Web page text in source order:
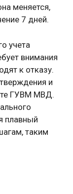
меняется,
7 дней.
учета
внимания
к отказу.
и
ГУВМ МВД.
плавный
таким